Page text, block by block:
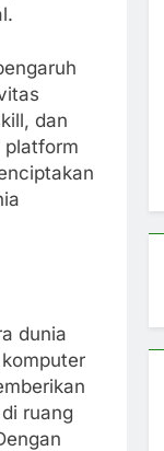
dan
platform
dunia
ruang